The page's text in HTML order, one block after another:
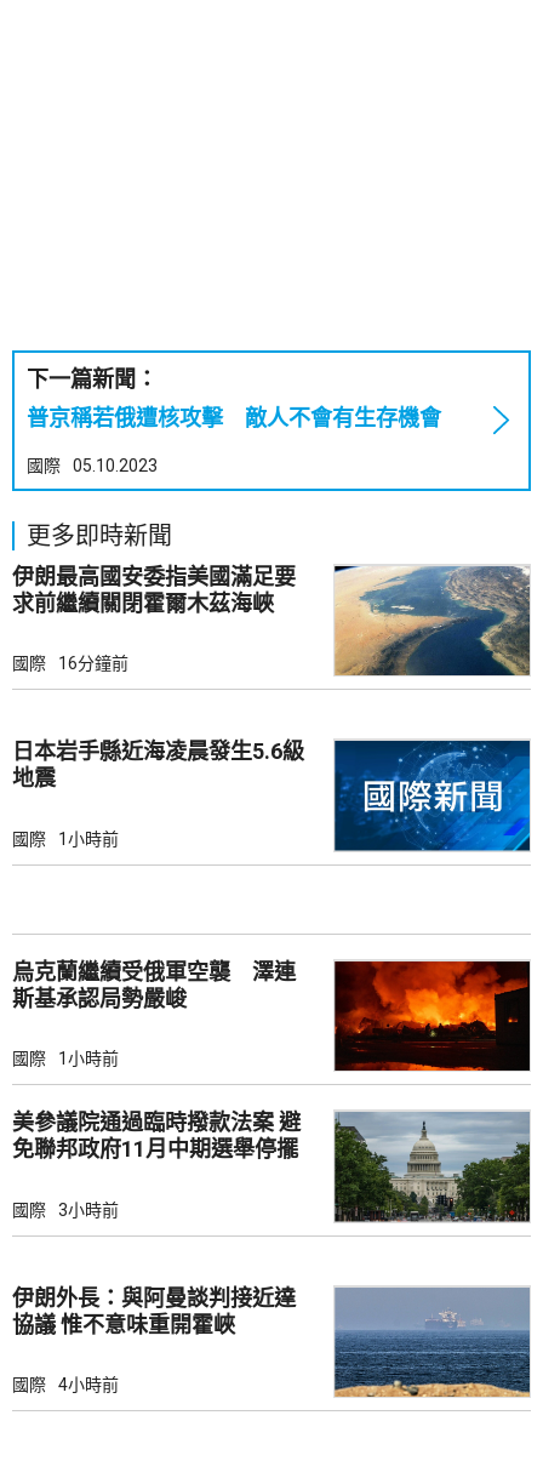
下一篇新聞：
普京稱若俄遭核攻擊 敵人不會有生存機會
國際 05.10.2023
更多即時新聞
伊朗最高國安委指美國滿足要
求前繼續關閉霍爾木茲海峽
國際 16分鐘前
日本岩手縣近海凌晨發生5.6級
地震
國際 1小時前
烏克蘭繼續受俄軍空襲 澤連
斯基承認局勢嚴峻
國際 1小時前
美參議院通過臨時撥款法案 避
免聯邦政府11月中期選舉停擺
國際 3小時前
伊朗外長：與阿曼談判接近達
協議 惟不意味重開霍峽
國際 4小時前